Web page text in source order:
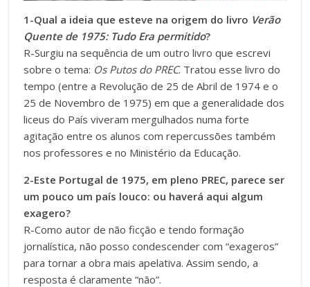
1-Qual a ideia que esteve na origem do livro Verão
Quente de 1975: Tudo Era permitido?
R-Surgiu na sequência de um outro livro que escrevi
sobre o tema: Os Putos do PREC. Tratou esse livro do
tempo (entre a Revolução de 25 de Abril de 1974 e o
25 de Novembro de 1975) em que a generalidade dos
liceus do País viveram mergulhados numa forte
agitação entre os alunos com repercussões também
nos professores e no Ministério da Educação.
2-Este Portugal de 1975, em pleno PREC, parece ser
um pouco um país louco: ou haverá aqui algum
exagero?
R-Como autor de não ficção e tendo formação
jornalística, não posso condescender com “exageros”
para tornar a obra mais apelativa. Assim sendo, a
resposta é claramente “não”.